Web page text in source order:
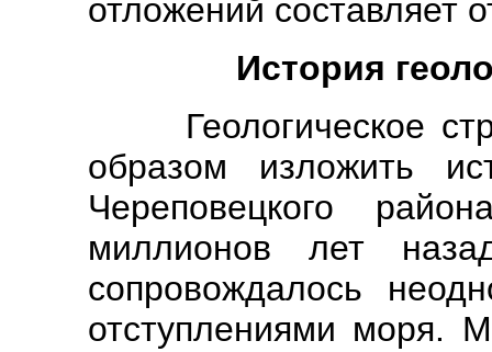
отложений составляет
История
Геологическое
образом изложить
Череповецкого
миллионов лет
сопровождалось
отступлениями моря.